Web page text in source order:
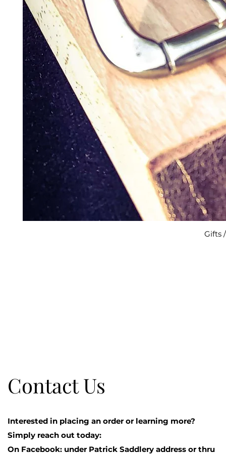
Gifts
Contact Us
Interested in placing an order or learning more?
Simply reach out today:
On Facebook: under Patrick Saddlery address or thru